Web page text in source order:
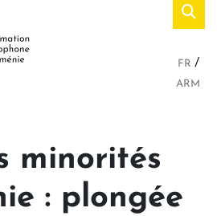
FR
ARM
minorités
: plongée